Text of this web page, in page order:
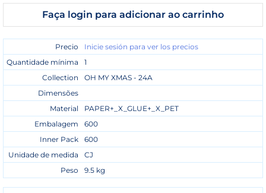
Faça login para adicionar ao carrinho
Precio
Inicie sesión para ver los precios
Quantidade mínima
1
Collection
OH MY XMAS - 24A
Dimensões
Material
PAPER+_X_GLUE+_X_PET
Embalagem
600
Inner Pack
600
Unidade de medida
CJ
Peso
9.5 kg